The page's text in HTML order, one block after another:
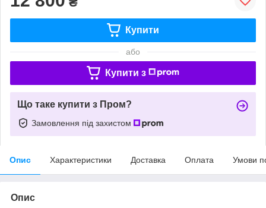
Купити
або
Купити з
Що таке купити з Пром?
Замовлення під захистом
Опис Характеристики Доставка Оплата Умови
Опис